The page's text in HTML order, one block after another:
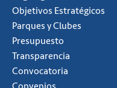
Objetivos Estratégicos
Parques y Clubes
Presupuesto
Transparencia
Convocatoria